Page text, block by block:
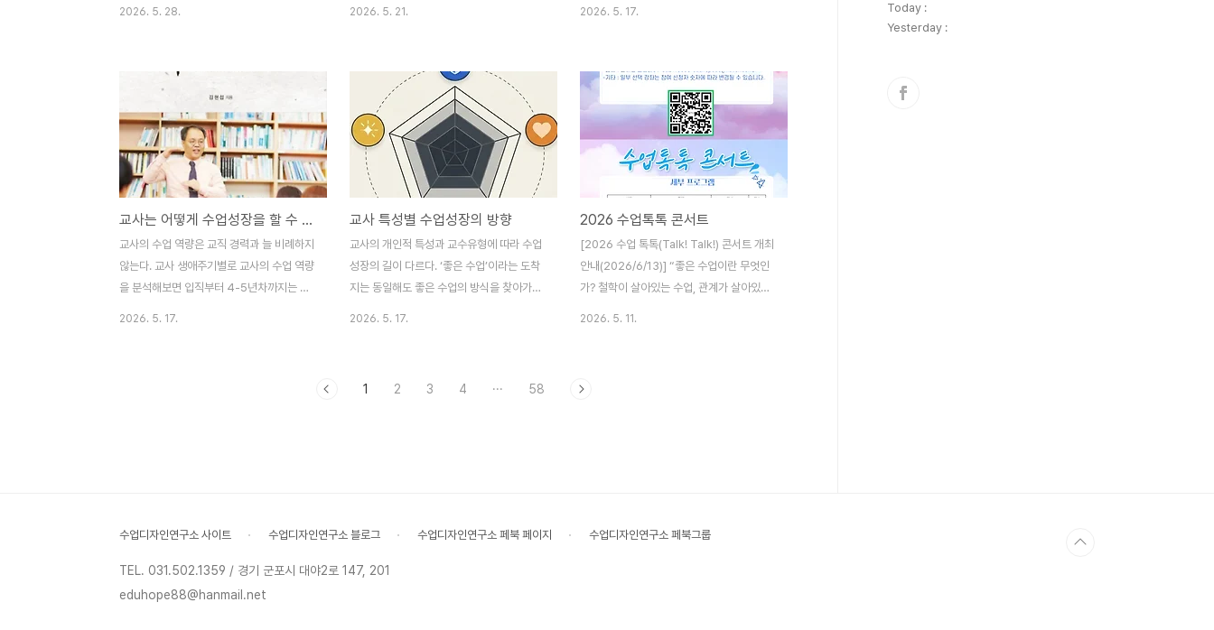
르는 데 한계가 있다는 것이다. 만약 학생들
이 정답을 알려고 하지 않거나 학습의지가 낮
으면 배움이 일어나기 힘들 수 있다. 특히 불
확실하고, 예측하기 힘들고, 복잡한 현실 속
에서 고정된 정답으로 다양한 문제를 해결하
기 힘들다. 미래교육 담론에서 학생주도성을
강조하는 이유는 변혁적 역량이 중요하다고
보기 때문이다. 구체적인 삶의 문제를 학생
스스로 해결할 수 있는 힘을 심어주는 것이
필요하다. 학생 주도성 교..
2026. 5. 28.
간에 유머나 농담을 섞어 쓰거나 스토리텔링
기법을 활용하여 같은 내용도 재미있게 설명
하려고 노력한다. 발문을 사용하지만 주로 사
실 확인용 닫힌 질문을 사용한다. 중요한 학
습내용을 체크하면서 교과서 내용에 밑줄을
치도록 하거나 교과서 요약 학습지를 통해 빈
칸 채우기 방식으로 학생들이 답을 기록할 수
있도록 한다. 그리고 해당 부분이 시험 문제
에 나올 확률이 높다는 것을 말하면서 동기
유발을 하려고 한다. 예..
2026. 5. 21.
해서 이루어지는 공개수업이다. 그리고 부모
들이 자기 자녀가 학교에서 어떻게 생활하는
지 확인하고, 이를 계기로 학부모와 교사가
상담할 수 있는 계기를 삼을 수 있어야 한다.
그래서 학부모 공개수업은 학교 차원에서 의
도적으로 기획되어 추진하는 것이 좋다. 교사
는 가급적 구조화된 수업으로 진행하고, 이벤
트 수업으로 운영하면 좋다. 부모가 직접 수
업에 참여할 수 있도록 유도하면 좋다. 그래
서 부모가 단순한 구경..
2026. 5. 17.
교사는 어떻게 수업성장을 할 수 있을까?
교사의 수업 역량은 교직 경력과 늘 비례하지
않는다. 교사 생애주기별로 교사의 수업 역량
을 분석해보면 입직부터 4-5년차까지는 급
부터 10년차 시기는 완만한 성장 곡선을 그
는 꺾이지만, 수업을 안정적으로 운영하면서
생활지도나 행정 업무..
2026. 5. 17.
교사 특성별 수업성장의 방향
교사의 개인적 특성과 교수유형에 따라 수업
성장의 길이 다르다. ‘좋은 수업’이라는 도착
지는 동일해도 좋은 수업의 방식을 찾아가는
질서 세우기를 잘하고, 세밀한 점검과 피드백
채운 수업을 하나, 수업의 여백이 부족할 수
있다.그러므로 생존의 욕구가 높은 교사는 완
2026. 5. 17.
2026 수업톡톡 콘서트
[2026 수업 톡톡(Talk! Talk!) 콘서트 개최
안내(2026/6/13)] “좋은 수업이란 무엇인
가? 철학이 살아있는 수업, 관계가 살아있는
을 마련했습니다.” 1. 일시 : 2026.6.13.(토)
명) 6. 주최 : 수업디자인연구소
2026. 5. 11.
1 2 3 4 ··· 58
Today :
Yesterday :
수업디자인연구소 사이트 수업디자인연구소 블로그 수업디자인연구소 페북 페이지 수업디자인연구소 페북그룹
TEL. 031.502.1359 / 경기 군포시 대야2로 147, 201
eduhope88@hanmail.net